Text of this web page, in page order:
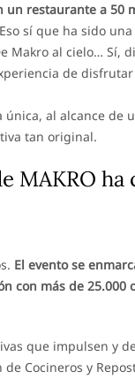
restaurante a 50
Eso sí que ha sido
Makro al cielo… Sí,
de
al alcance de
tan original.
MAKRO
El evento se
con más de
que impulsen y
Cocineros y